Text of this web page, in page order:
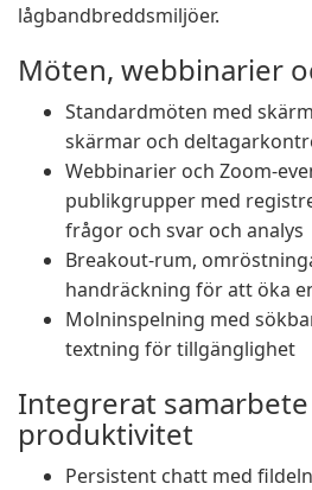
lågbandbreddsmiljöer.
Möten, webbinarier
Standardmöten med
skärmar och
Webbinarier och Zoom-
publikgrupper med
frågor och svar och analys
Breakout-rum,
handräckning för att öka
Molninspelning med
textning för tillgänglighet
Integrerat
produktivitet
Persistent chatt med